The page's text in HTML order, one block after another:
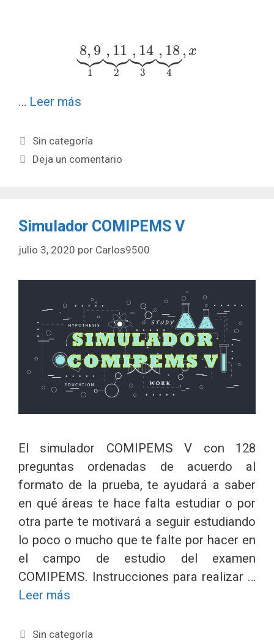
⏟1,11⏟2 14⏟ 3,18⏟
… Leer más
Categorías
Sin categoría
Deja un comentario
Simulador COMIPEMS V
julio 3, 2020 por Carlos9500
El simulador COMIPEMS V con 128
preguntas ordenadas de acuerdo al
formato de la prueba, te ayudará a saber
en qué áreas te hace falta estudiar o por
otra parte te motivará a seguir estudiando
lo poco o mucho que te falte por hacer en
el campo de estudio del examen
COMIPEMS. Instrucciones para realizar …
Leer más
Categorías
Sin categoría